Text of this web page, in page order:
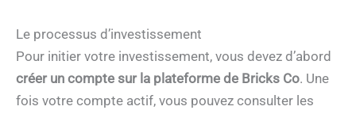
Le processus d’investissement
Pour initier votre investissement, vous devez d’abord
créer un compte sur la plateforme de Bricks Co. Une
fois votre compte actif, vous pouvez consulter les